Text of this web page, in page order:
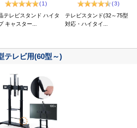
(1)
テレビスタンド ハイタ
キャスター...
(3)
テレビスタンド(32～75型
対応・ハイタイ...
テレビ用(60型～)